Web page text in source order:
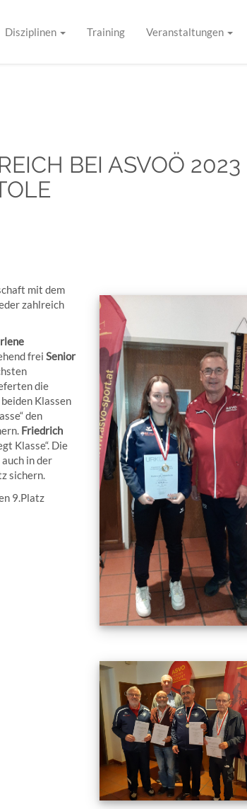
Disziplinen Training Veranstaltungen
BEI ASVOÖ
mit dem
zahlreich
frei Senior
die
Klassen
den
Friedrich
Klasse“. Die
in der
sichern.
9.Platz